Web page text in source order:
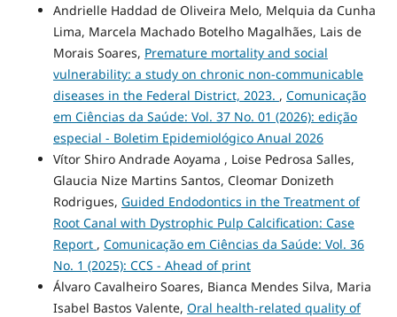
Andrielle Haddad de Oliveira Melo, Melquia da Cunha
Lima, Marcela Machado Botelho Magalhães, Lais de
Morais Soares, Premature mortality and social
vulnerability: a study on chronic non-communicable
diseases in the Federal District, 2023. , Comunicação
em Ciências da Saúde: Vol. 37 No. 01 (2026): edição
especial - Boletim Epidemiológico Anual 2026
Vítor Shiro Andrade Aoyama , Loise Pedrosa Salles,
Glaucia Nize Martins Santos, Cleomar Donizeth
Rodrigues, Guided Endodontics in the Treatment of
Root Canal with Dystrophic Pulp Calcification: Case
Report , Comunicação em Ciências da Saúde: Vol. 36
No. 1 (2025): CCS - Ahead of print
Álvaro Cavalheiro Soares, Bianca Mendes Silva, Maria
Isabel Bastos Valente, Oral health-related quality of